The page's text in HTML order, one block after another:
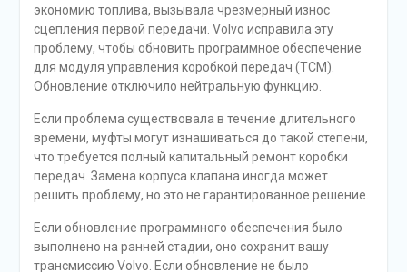
экономию топлива, вызывала чрезмерный износ
сцепления первой передачи. Volvo исправила эту
проблему, чтобы обновить программное обеспечение
для модуля управления коробкой передач (TCM).
Обновление отключило нейтральную функцию.
Если проблема существовала в течение длительного
времени, муфты могут изнашиваться до такой степени,
что требуется полный капитальный ремонт коробки
передач. Замена корпуса клапана иногда может
решить проблему, но это не гарантированное решение.
Если обновление программного обеспечения было
выполнено на ранней стадии, оно сохранит вашу
трансмиссию Volvo. Если обновление не было